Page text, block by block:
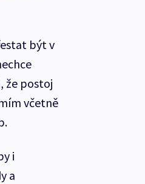
být v
že postoj
včetně
i
a